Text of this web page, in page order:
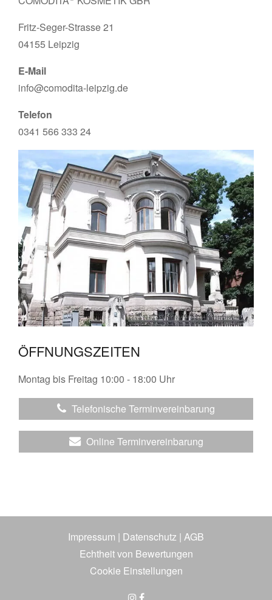
Fritz-Seger-Strasse 21
04155 Leipzig
E-Mail
info@comodita-leipzig.de
Telefon
0341 566 333 24
ÖFFNUNGSZEITEN
Montag bis Freitag 10:00 - 18:00 Uhr
Telefonische Terminvereinbarung
Online Terminvereinbarung
Impressum | Datenschutz | AGB
Echtheit von Bewertungen
Cookie Einstellungen